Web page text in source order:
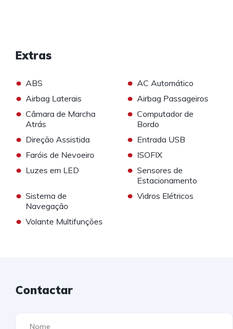
Extras
• ABS • AC Automático
• Airbag Laterais • Airbag Passageiros
• Câmara de Marcha
Atrás
• Computador de
Bordo
• Direção Assistida • Entrada USB
• Faróis de Nevoeiro • ISOFIX
• Luzes em LED • Sensores de
Estacionamento
• Sistema de
Navegação
• Vidros Elétricos
• Volante Multifunções
Contactar